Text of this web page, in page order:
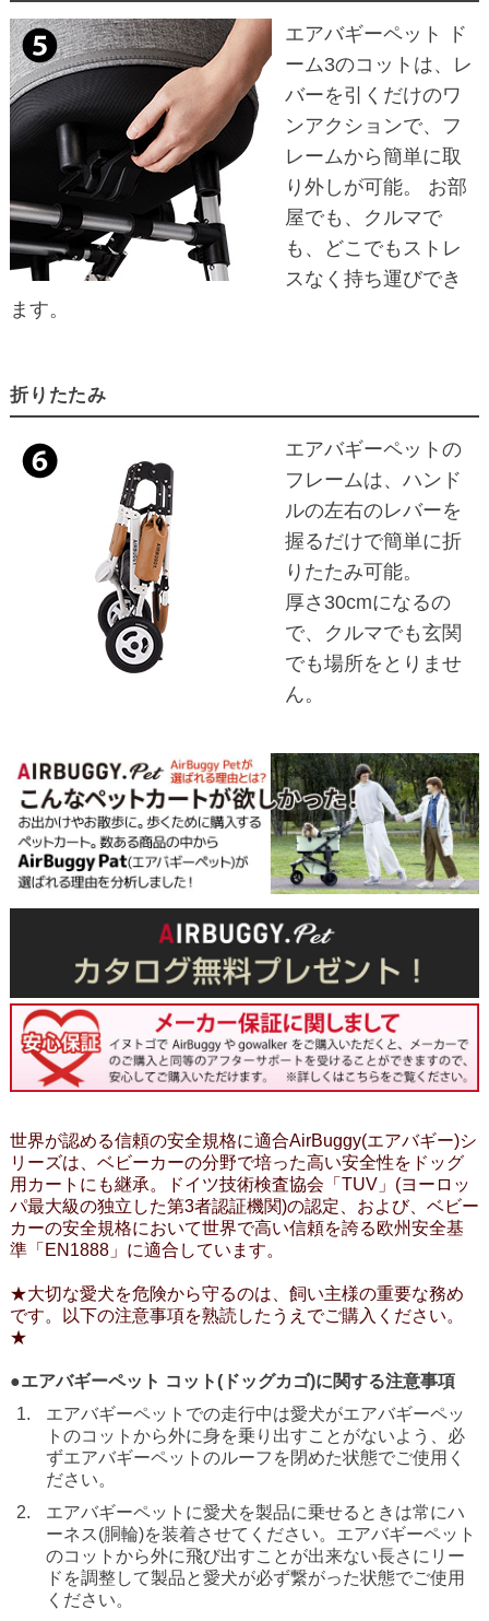
エアバギーペット ド
ーム3のコットは、レ
バーを引くだけのワ
ンアクションで、フ
レームから簡単に取
り外しが可能。 お部
屋でも、クルマで
も、どこでもストレ
スなく持ち運びでき
ます。
折りたたみ
エアバギーペットの
フレームは、ハンド
ルの左右のレバーを
握るだけで簡単に折
りたたみ可能。
厚さ30cmになるの
で、クルマでも玄関
でも場所をとりませ
ん。
世界が認める信頼の安全規格に適合AirBuggy(エアバギー)シ
リーズは、ベビーカーの分野で培った高い安全性をドッグ
用カートにも継承。ドイツ技術検査協会「TUV」(ヨーロッ
パ最大級の独立した第3者認証機関)の認定、および、ベビー
カーの安全規格において世界で高い信頼を誇る欧州安全基
準「EN1888」に適合しています。
★大切な愛犬を危険から守るのは、飼い主様の重要な務め
です。以下の注意事項を熟読したうえでご購入ください。
★
●エアバギーペット コット(ドッグカゴ)に関する注意事項
エアバギーペットでの走行中は愛犬がエアバギーペッ
トのコットから外に身を乗り出すことがないよう、必
ずエアバギーペットのルーフを閉めた状態でご使用く
ださい。
エアバギーペットに愛犬を製品に乗せるときは常にハ
ーネス(胴輪)を装着させてください。エアバギーペット
のコットから外に飛び出すことが出来ない長さにリー
ドを調整して製品と愛犬が必ず繋がった状態でご使用
ください。